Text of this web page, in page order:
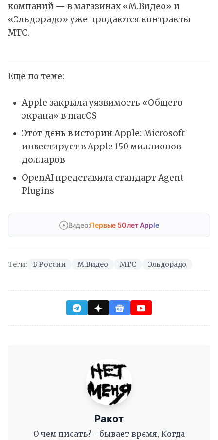
компаний — в магазинах «М.Видео» и
«Эльдорадо» уже продаются контракты
МТС.
Ещё по теме:
Apple закрыла уязвимость «Общего
экрана» в macOS
Этот день в истории Apple: Microsoft
инвестирует в Apple 150 миллионов
долларов
OpenAI представила стандарт Agent
Plugins
Видео:Первые 50 лет Apple
Теги: В России М.Видео МТС Эльдорадо
Ракот
О чем писать? - бывает время, Когда